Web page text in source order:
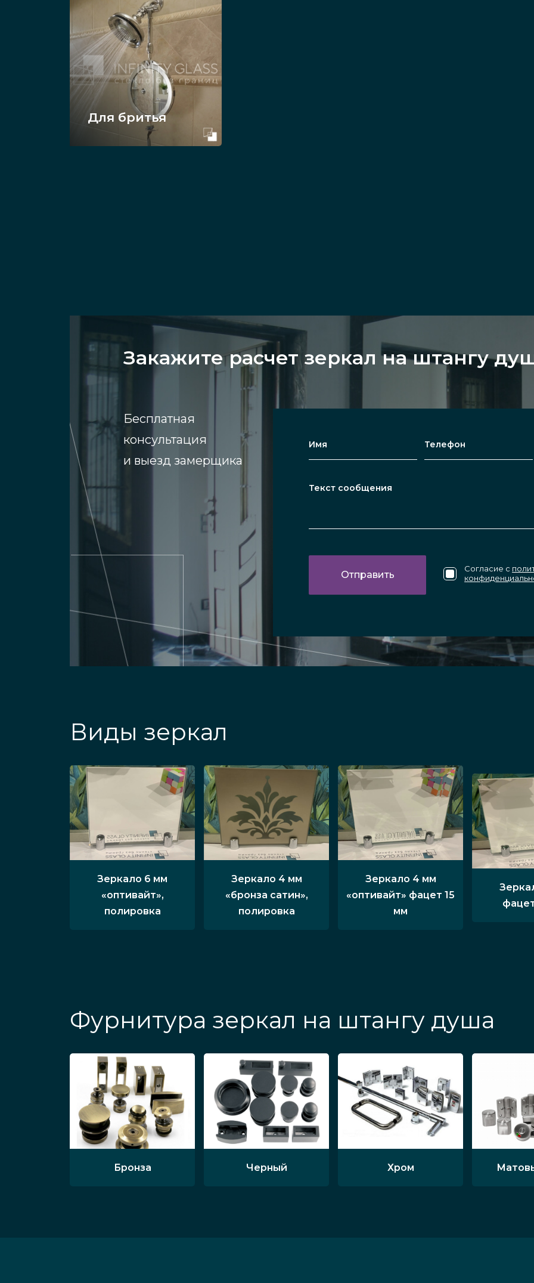
Для бритья
Закажите расчет зеркал на штангу
Бесплатная
консультация
и выезд замерщика
Согласие с
Виды зеркал
Зеркало 6 мм
«оптивайт»,
полировка
Зеркало 4 мм
«бронза сатин»,
полировка
Зеркало 4 мм
«оптивайт» фацет 15
мм
Фурнитура зеркал на штангу душа
Бронза Черный Хром